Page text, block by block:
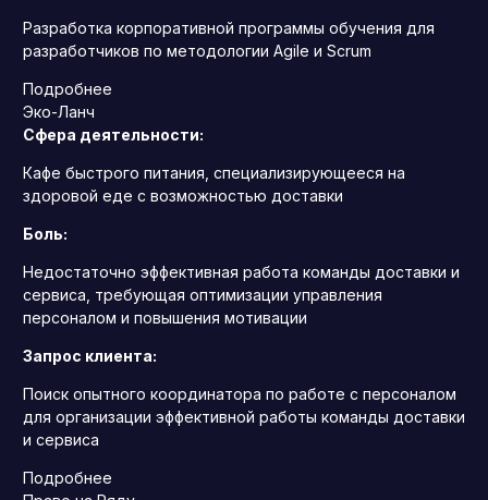
Разработка корпоративной программы обучения для
разработчиков по методологии Agile и Scrum
Подробнее
Эко-Ланч
Сфера деятельности:
Кафе быстрого питания, специализирующееся на
здоровой еде с возможностью доставки
Боль:
Недостаточно эффективная работа команды доставки и
сервиса, требующая оптимизации управления
персоналом и повышения мотивации
Запрос клиента:
Поиск опытного координатора по работе с персоналом
для организации эффективной работы команды доставки
и сервиса
Подробнее